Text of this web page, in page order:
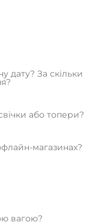
дату? За скільки
або топери?
магазинах?
вагою?